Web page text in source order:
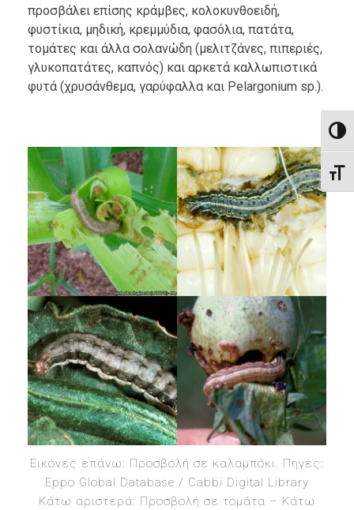
προσβάλει επίσης κράμβες, κολοκυνθοειδή,
φυστίκια, μηδική, κρεμμύδια, φασόλια, πατάτα,
τομάτες και άλλα σολανώδη (μελιτζάνες, πιπεριές,
γλυκοπατάτες, καπνός) και αρκετά καλλωπιστικά
φυτά (χρυσάνθεμα, γαρύφαλλα και Pelargonium sp.).
Εικόνες επάνω: Προσβολή σε καλαμπόκι. Πηγές:
Eppo Global Database / Cabbi Digital Library
Κάτω αριστερά: Προσβολή σε τομάτα – Κάτω